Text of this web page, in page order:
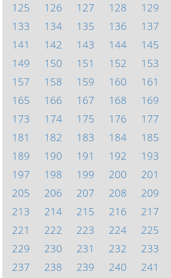
125
126 127 128 129
133
134 135 136 137
141
142 143 144 145
149
150 151 152 153
157
158 159 160 161
165
166 167 168 169
173
174 175 176 177
181
182 183 184 185
189
190 191 192 193
197
198 199 200 201
205
206 207 208 209
213
214 215 216 217
221
222 223 224 225
229
230 231 232 233
237
238 239 240 241